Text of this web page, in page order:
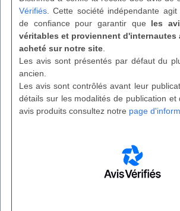
Vérifiés . Cette société indépendante
de confiance pour garantir que les
véritables et proviennent d'internautes
acheté sur notre site
Les avis sont présentés par défaut du
ancien.
Les avis sont contrôlés avant leur
détails sur les modalités de publication et
avis produits consultez notre page